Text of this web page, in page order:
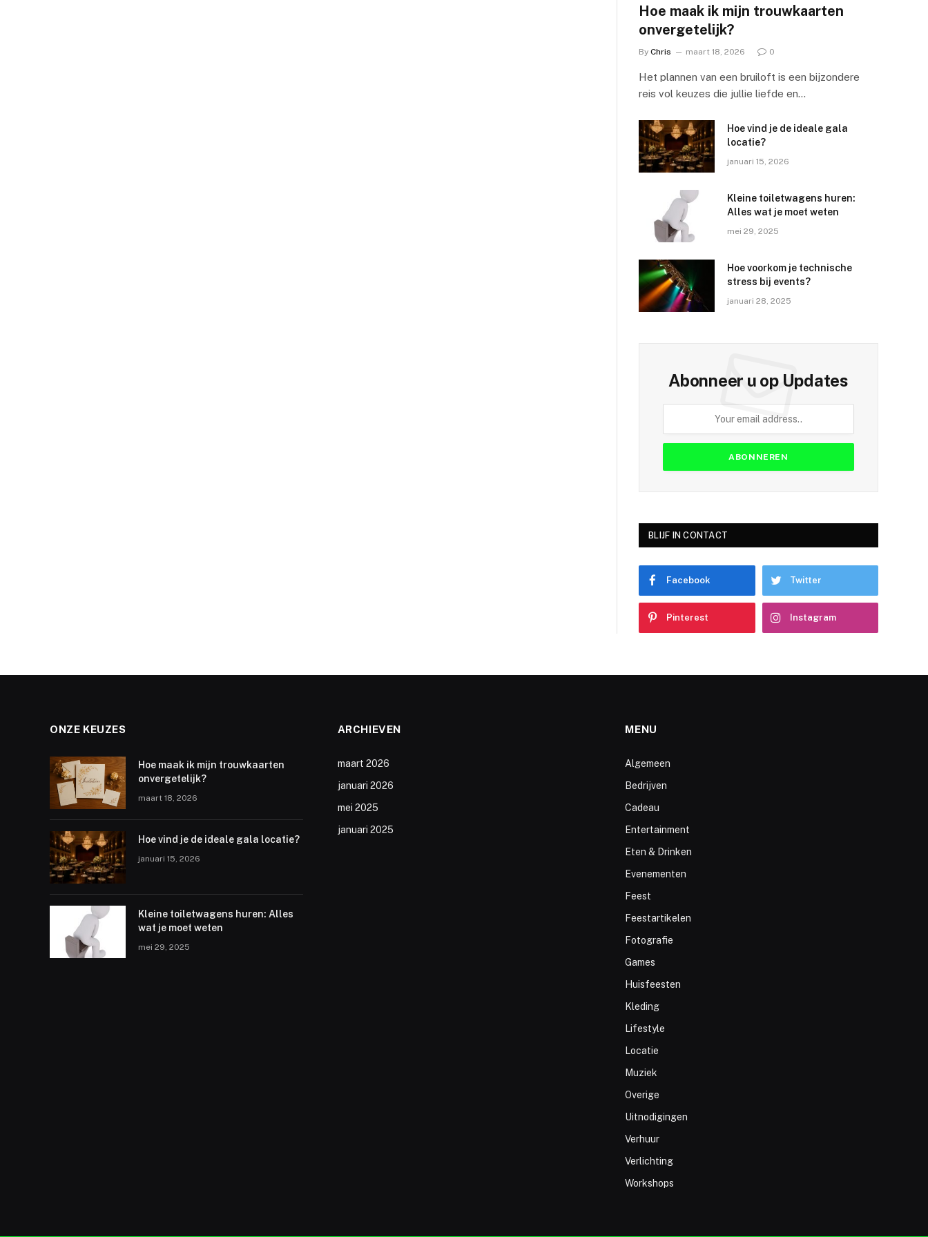
Hoe maak ik mijn trouwkaarten
onvergetelijk?
By Chris maart 18, 2026 0
Het plannen van een bruiloft is een bijzondere
reis vol keuzes die jullie liefde en…
Hoe vind je de ideale gala
locatie?
januari 15, 2026
Kleine toiletwagens huren:
Alles wat je moet weten
mei 29, 2025
Hoe voorkom je technische
stress bij events?
januari 28, 2025
Abonneer u op Updates
BLIJF IN CONTACT
Facebook Twitter
Pinterest Instagram
ONZE KEUZES
Hoe maak ik mijn trouwkaarten
onvergetelijk?
maart 18, 2026
Hoe vind je de ideale gala locatie?
januari 15, 2026
Kleine toiletwagens huren: Alles
wat je moet weten
mei 29, 2025
ARCHIEVEN
maart 2026
januari 2026
mei 2025
januari 2025
MENU
Algemeen
Bedrijven
Cadeau
Entertainment
Eten & Drinken
Evenementen
Feest
Feestartikelen
Fotografie
Games
Huisfeesten
Kleding
Lifestyle
Locatie
Muziek
Overige
Uitnodigingen
Verhuur
Verlichting
Workshops